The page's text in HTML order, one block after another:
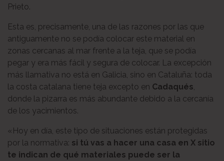
Prieto.
Esta es, precisamente, una de las razones por las que
antiguamente no se podía colocar este material en
zonas cercanas al mar frente a la teja, que se podía
pegar y era más fácil y segura de colocar. La excepción
más llamativa no está en Galicia, sino en Cataluña: toda
la costa catalana tiene teja excepto en Cadaqués
donde la pizarra es más abundante debido a la cercanía
de los yacimientos.
«Hoy en día, este tipo de situaciones están protegidas
por la normativa: si tú vas a hacer una casa en X sitio
te indican de qué materiales puede ser la